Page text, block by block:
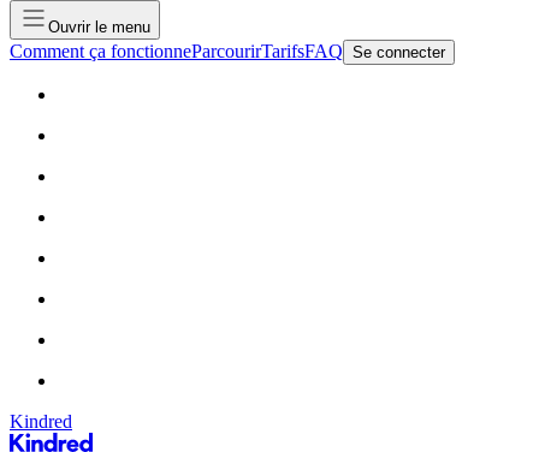
Ouvrir le menu
Comment ça fonctionneParcourirTarifsFAQ Se connecter
Kindred